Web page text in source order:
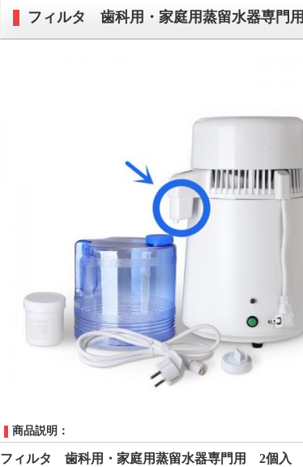
フィルタ 歯科用・家庭用蒸留水器専門用
商品説明：
フィルタ 歯科用・家庭用蒸留水器専門用 2個入